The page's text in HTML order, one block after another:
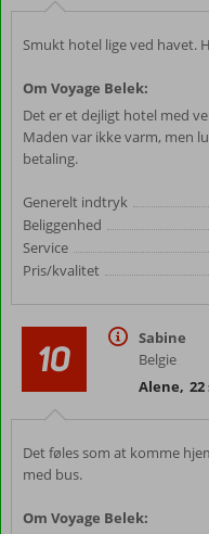
Smukt hotel lige ved havet.
Om Voyage Belek:
Det er et dejligt hotel med
Maden var ikke varm, men
betaling.
Generelt indtryk
Beliggenhed
Service
Pris/kvalitet
10
Sabine
Belgie
Alene,
Det føles som at komme
med bus.
Om Voyage Belek: